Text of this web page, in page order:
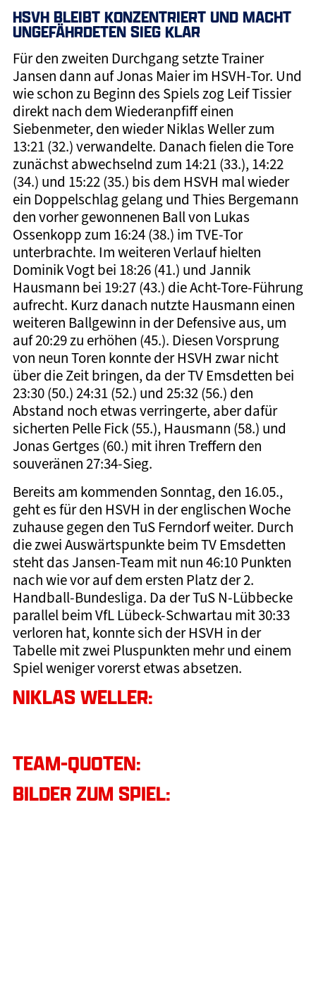
HSVH BLEIBT KONZENTRIERT UND MACHT
UNGEFÄHRDETEN SIEG KLAR
Für den zweiten Durchgang setzte Trainer
Jansen dann auf Jonas Maier im HSVH-Tor. Und
wie schon zu Beginn des Spiels zog Leif Tissier
direkt nach dem Wiederanpfiff einen
Siebenmeter, den wieder Niklas Weller zum
13:21 (32.) verwandelte. Danach fielen die Tore
zunächst abwechselnd zum 14:21 (33.), 14:22
(34.) und 15:22 (35.) bis dem HSVH mal wieder
ein Doppelschlag gelang und Thies Bergemann
den vorher gewonnenen Ball von Lukas
Ossenkopp zum 16:24 (38.) im TVE-Tor
unterbrachte. Im weiteren Verlauf hielten
Dominik Vogt bei 18:26 (41.) und Jannik
Hausmann bei 19:27 (43.) die Acht-Tore-Führung
aufrecht. Kurz danach nutzte Hausmann einen
weiteren Ballgewinn in der Defensive aus, um
auf 20:29 zu erhöhen (45.). Diesen Vorsprung
von neun Toren konnte der HSVH zwar nicht
über die Zeit bringen, da der TV Emsdetten bei
23:30 (50.) 24:31 (52.) und 25:32 (56.) den
Abstand noch etwas verringerte, aber dafür
sicherten Pelle Fick (55.), Hausmann (58.) und
Jonas Gertges (60.) mit ihren Treffern den
souveränen 27:34-Sieg.
Bereits am kommenden Sonntag, den 16.05.,
geht es für den HSVH in der englischen Woche
zuhause gegen den TuS Ferndorf weiter. Durch
die zwei Auswärtspunkte beim TV Emsdetten
steht das Jansen-Team mit nun 46:10 Punkten
nach wie vor auf dem ersten Platz der 2.
Handball-Bundesliga. Da der TuS N-Lübbecke
parallel beim VfL Lübeck-Schwartau mit 30:33
verloren hat, konnte sich der HSVH in der
Tabelle mit zwei Pluspunkten mehr und einem
Spiel weniger vorerst etwas absetzen.
NIKLAS WELLER:
TEAM-QUOTEN:
BILDER ZUM SPIEL: